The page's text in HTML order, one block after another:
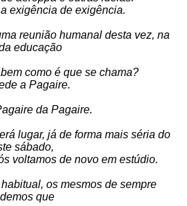
exigência de exigência.
reunião humanal desta vez, na
educação
como é que se chama?
a Pagaire.
da Pagaire.
lugar, já de forma mais séria do
sábado,
voltamos de novo em estúdio.
os mesmos de sempre
que